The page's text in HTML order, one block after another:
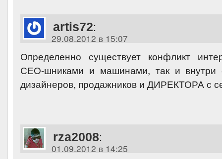
artis72:
29.08.2012 в 15:07
Определенно существует конфликт
СЕО-шниками и машинами, так и внутри
дизайнеров, продажников и ДИРЕКТОРА с
rza2008:
01.09.2012 в 14:25